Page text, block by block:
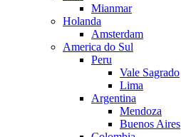
Mianmar
Holanda
Amsterdam
America do Sul
Peru
Vale Sagrado
Lima
Argentina
Mendoza
Buenos Aires